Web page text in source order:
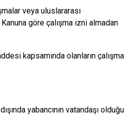
veya uluslararası
göre çalışma izni almadan
kapsamında olanların çalışma
yabancının vatandaşı olduğu